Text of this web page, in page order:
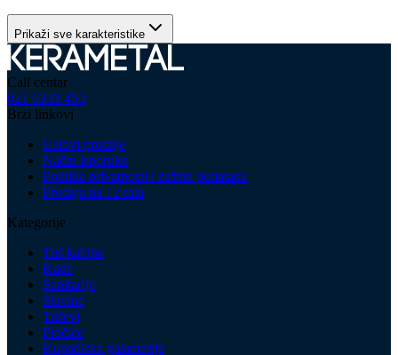
Prikaži sve karakteristike
Call centar
021 6333 450
Brzi linkovi
Uslovi prodaje
Način isporuke
Politika privatnosti i zaštita podataka
Prodaja na 12 rata
Kategorije
Tuš kabine
Kade
Sanitarije
Slavine
Tuševi
Pločice
Kupatilska galanterija